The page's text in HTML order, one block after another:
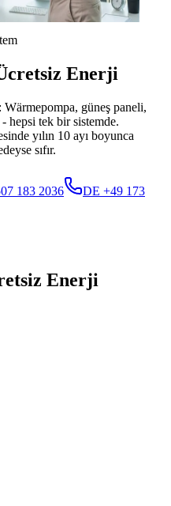
Enerji
güneş paneli,
hepsi tek bir sistemde.
yılın 10 ayı boyunca
sıfır.
183 2036
DE +49 173
Enerji